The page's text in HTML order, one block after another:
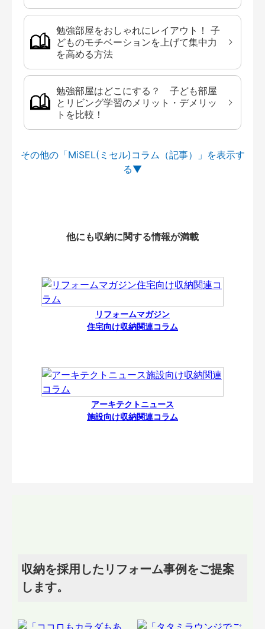
勉強部屋をおしゃれにレイアウト！ 子
どものモチベーションを上げて集中力
を高める方法
勉強部屋はどこにする？ 子ども部屋
とリビング学習のメリット・デメリッ
トを比較！
その他の「MiSEL(ミセル)コラム（記事）」を
他にも収納に関する情報が満載
リフォームマガジン
住宅向け収納関連コラム
アーキテクトニュース
施設向け収納関連コラム
収納を採用したリフォーム事例をご提案
します。